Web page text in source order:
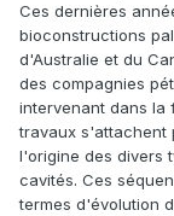
Ces dernières
bioconstructions
d'Australie et du
des compagnies
intervenant dans la
travaux s'attachent
l'origine des divers
cavités. Ces
termes d'évolution